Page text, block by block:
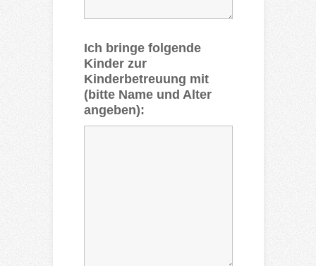
Ich bringe folgende
Kinder zur
Kinderbetreuung mit
(bitte Name und Alter
angeben):